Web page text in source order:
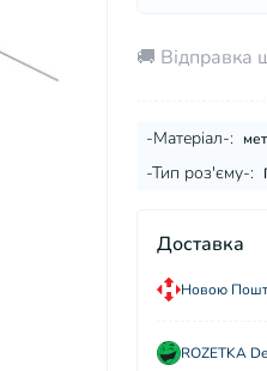
🚚 Відправка
-Матеріал-:
-Тип роз'єму-:
Доставка
Новою
ROZETKA